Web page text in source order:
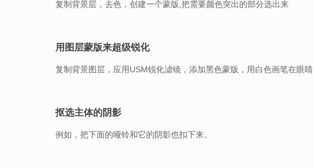
复制背景层，去色，创建一个蒙版,把需要颜色突出的部分选出来
用图层蒙版来超级锐化
复制背景图层，应用USM锐化滤镜，添加黑色蒙版，用白色画笔在眼
抠选主体的阴影
例如，把下面的哑铃和它的阴影也扣下来。